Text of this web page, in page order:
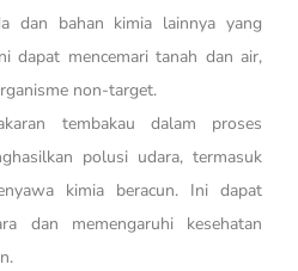
dan bahan kimia lainnya yang
dapat mencemari tanah dan air,
non-target.
tembakau dalam proses
polusi udara, termasuk
kimia beracun. Ini dapat
dan memengaruhi kesehatan